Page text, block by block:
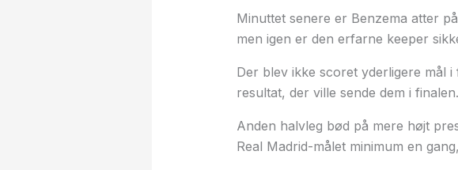
Minuttet senere er Benzema atter
men igen er den erfarne keeper
Der blev ikke scoret yderligere mål
resultat, der ville sende dem i finalen.
Anden halvleg bød på mere højt
Real Madrid-målet minimum en